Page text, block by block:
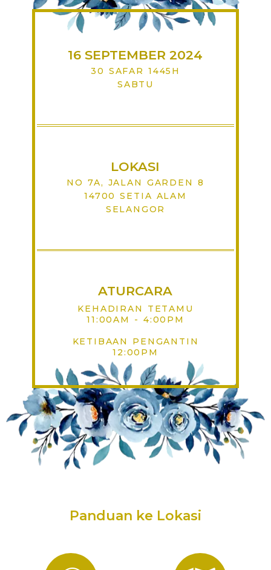
16 SEPTEMBER 2024
30 SAFAR 1445H
SABTU
LOKASI
NO 7A, JALAN GARDEN 8
14700 SETIA ALAM
SELANGOR
ATURCARA
KEHADIRAN TETAMU
11:00AM - 4:00PM
KETIBAAN PENGANTIN
12:00PM
Panduan ke Lokasi